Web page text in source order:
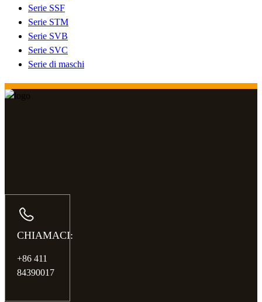
Serie SSF
Serie STM
Serie SVB
Serie SVC
Serie di maschi
CHIAMACI:
+86 411
84390017